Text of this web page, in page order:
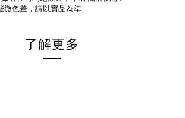
微色差，請以實品為準
了解更多